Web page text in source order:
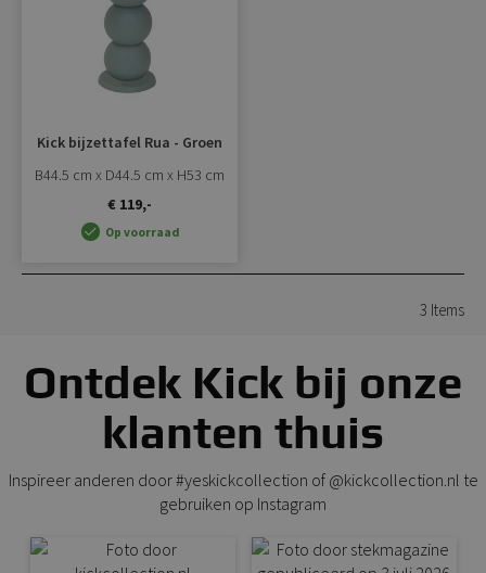
Kick bijzettafel Rua - Groen
B44.5 cm x D44.5 cm x H53 cm
€ 119,-
Op voorraad
3 Items
Ontdek Kick bij onze
klanten thuis
Inspireer anderen door #yeskickcollection of @kickcollection.nl te
gebruiken op Instagram